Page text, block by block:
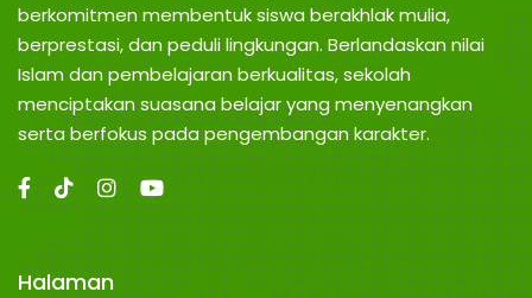
berkomitmen membentuk siswa berakhlak mulia,
berprestasi, dan peduli lingkungan. Berlandaskan nilai
Islam dan pembelajaran berkualitas, sekolah
menciptakan suasana belajar yang menyenangkan
serta berfokus pada pengembangan karakter.
Halaman